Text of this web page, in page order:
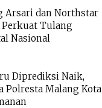
Arsari dan Northstar
Tulang
Nasional
Diprediksi Naik,
Polresta Malang Kota